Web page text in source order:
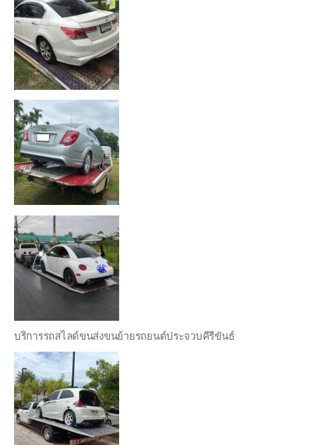
บริการรถสไลด์ขนส่งขนย้ายรถยนต์ประจวบคีรีขันธ์